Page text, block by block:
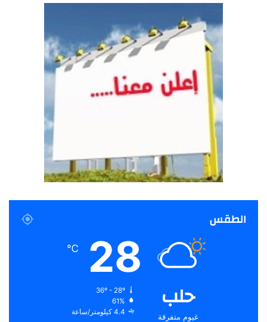
الطقس
حلب
غيوم متفرقة
28
℃
36º - 28º
61%
4.4 كيلومتر/ساعة